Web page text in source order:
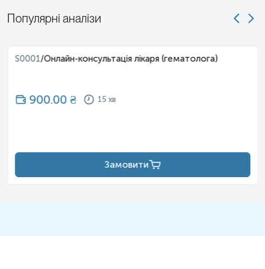
Популярні аналізи
S0001/Онлайн-консультація лікаря (гематолога)
900.00₴ 15 хв
Замовити